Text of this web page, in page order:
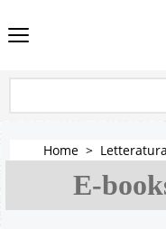
Home >
E-